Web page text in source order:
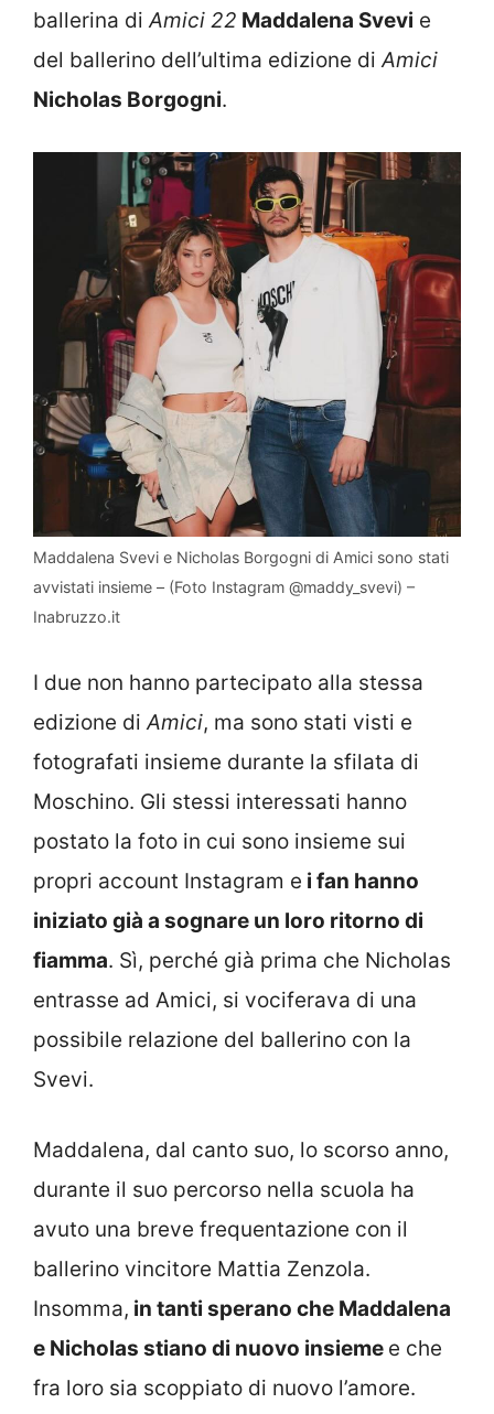
ballerina di Amici 22 Maddalena Svevi e
del ballerino dell’ultima edizione diAmici
Nicholas Borgogni.
Maddalena Svevi e Nicholas Borgogni di Amici sono stati
avvistati insieme – (Foto Instagram @maddy_svevi) –
Inabruzzo.it
I due non hanno partecipato alla stessa
edizione diAmici, ma sono stati visti e
fotografati insieme durante la sfilata di
Moschino. Gli stessi interessati hanno
postato la foto in cui sono insieme sui
propri account Instagram e i fan hanno
iniziato già a sognare un loro ritorno di
fiamma. Sì, perché già prima che Nicholas
entrasse ad Amici, si vociferava di una
possibile relazione del ballerino con la
Svevi.
Maddalena, dal canto suo, lo scorso anno,
durante il suo percorso nella scuola ha
avuto una breve frequentazione con il
ballerino vincitore Mattia Zenzola.
Insomma, in tanti sperano che Maddalena
e Nicholas stiano di nuovo insieme e che
fra loro sia scoppiato di nuovo l’amore.